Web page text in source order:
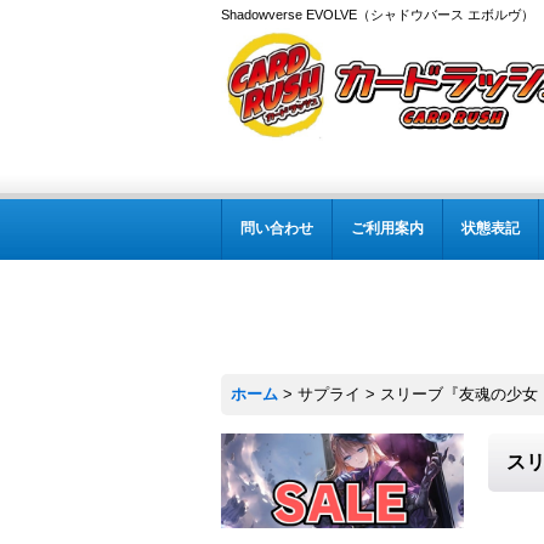
Shadowverse EVOLVE（シャドウバース エボルヴ
問い合わせ ご利用案内 状態表記
ホーム > サプライ > スリーブ『友魂の少女
ス